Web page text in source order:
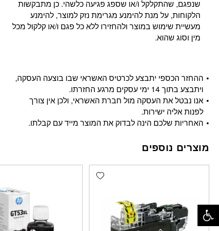
שנפגם, שהתקלקל ו/או שספג פגיעה כלשהי. כן מתבקשות
הלקוחות, על מנת להימנע מגרימת נזק למוצר, להימנע
מעשיית שימוש במוצר ולהחזירו ללא כל פגם ו/או קלקול מכל
מין וסוג שהוא.
ההחזר הכספי יתבצע לכרטיס האשראי שבו בוצעה העסקה,
ויתבצע בתוך 14 ימי עסקים מרגע החזרתו.
אנו נבטל את העסקה מול חברת האשראי, ולכן אין צורך
לפנות אליה ישירות.
האחריות שלכם הינה לבדוק את המוצר מייד עם קבלתו.
מוצרים נוספים
Add wishlist
פתח סרגל נגישות